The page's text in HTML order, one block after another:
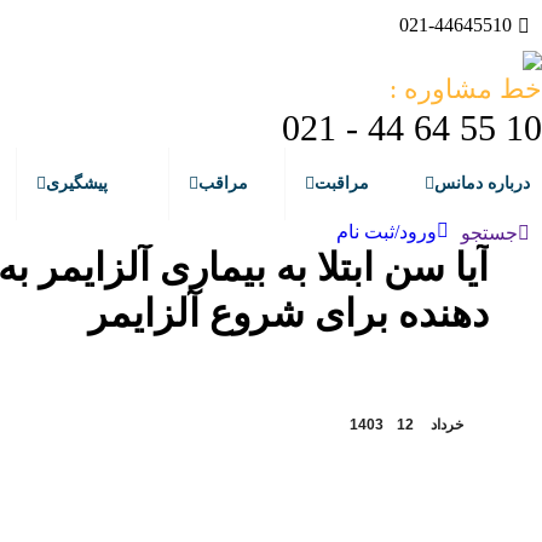
021-44645510
خط مشاوره :
10 55 64 44 - 021
درباره دمانس مراقبت پیشگیری مراقب
جستجو:
جستجو ورود/ثبت نام
دهنده برای شروع آلزایمر
خرداد 12
1403